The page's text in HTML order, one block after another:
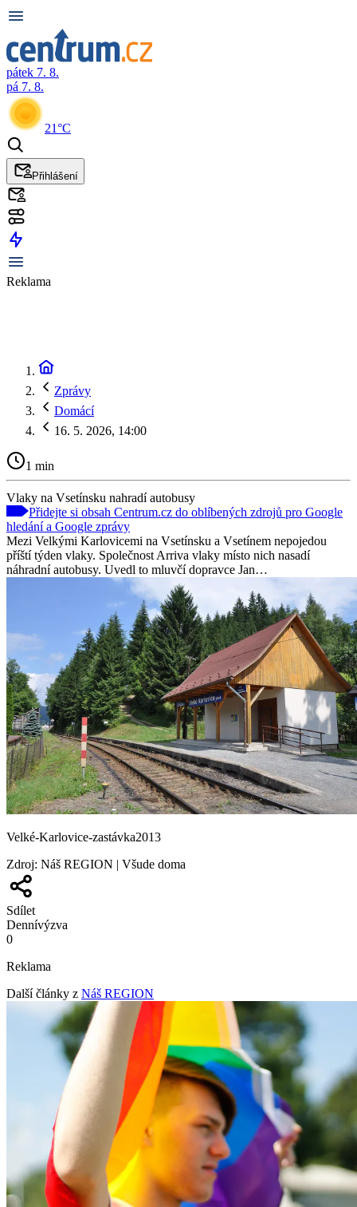
pátek 7. 8.
pá 7. 8.
21°C
Přihlášení
Reklama
Zprávy
Domácí
16. 5. 2026, 14:00
1 min
Vlaky na Vsetínsku nahradí autobusy
Přidejte si obsah Centrum.cz do oblíbených zdrojů pro Google
hledání a Google zprávy
Mezi Velkými Karlovicemi na Vsetínsku a Vsetínem nepojedou
příští týden vlaky. Společnost Arriva vlaky místo nich nasadí
náhradní autobusy. Uvedl to mluvčí dopravce Jan…
Velké-Karlovice-zastávka2013
Zdroj: Náš REGION | Všude doma
Sdílet
Dennívýzva
0
Reklama
Další články z Náš REGION